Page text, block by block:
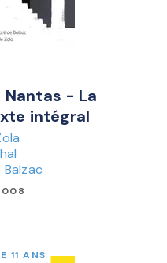
Nantas - La
intégral
11 ANS